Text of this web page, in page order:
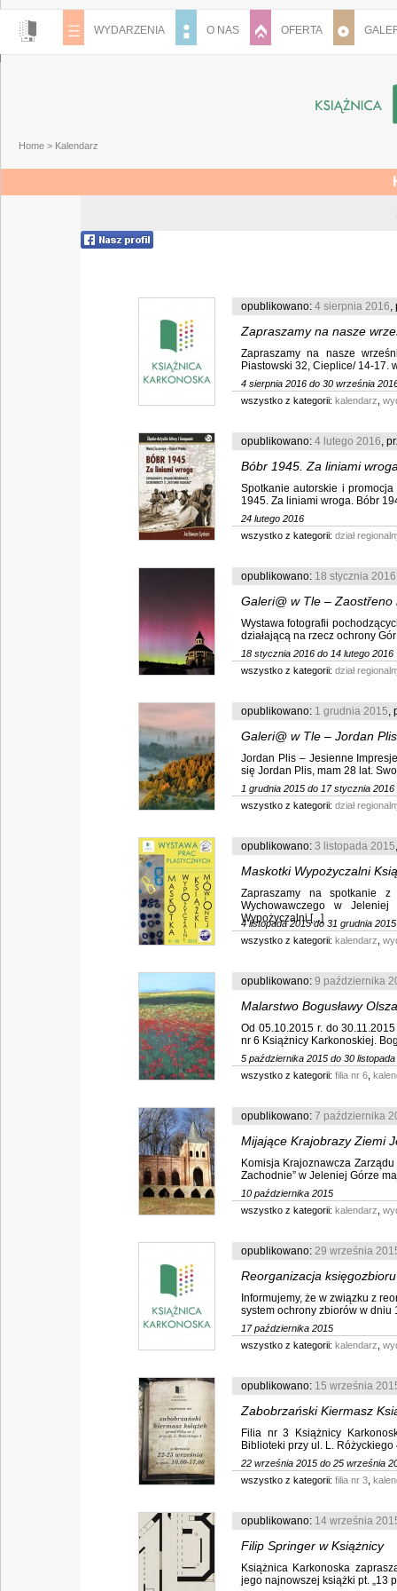
WYDARZENIA O NAS OFERTA
Home > Kalendarz
opublikowano: 4 sierpnia 2016,
Zapraszamy na nasze
Zapraszamy na nasze
Piastowski 32, Cieplice/ 14-17.
4 sierpnia 2016 do 30 września
wszystko z kategorii: kalendarz
opublikowano: 4 lutego 2016,
Bóbr 1945. Za liniami
Spotkanie autorskie i
1945. Za liniami wroga. Bóbr
24 lutego 2016
wszystko z kategorii: dział
opublikowano: 18 stycznia 2016
Galeri@ w Tle – Zaostřeno
Wystawa fotografii
działającą na rzecz ochrony
18 stycznia 2016 do 14 lutego 2016
wszystko z kategorii: dział
opublikowano: 1 grudnia 2015,
Galeri@ w Tle – Jordan Plis
Jordan Plis – Jesienne
się Jordan Plis, mam 28 lat.
1 grudnia 2015 do 17 stycznia 2016
wszystko z kategorii: dział
opublikowano: 3 listopada 2015
Maskotki Wypożyczalni
Zapraszamy na spotkanie z
Wychowawczego w
Wypożyczalni [...]
4 listopada 2015 do 31 grudnia 2015
wszystko z kategorii: kalendarz
opublikowano: 9 października
Malarstwo Bogusławy
Od 05.10.2015 r. do
nr 6 Książnicy Karkonoskiej.
5 października 2015 do 30 listopada
wszystko z kategorii: filia nr 6
opublikowano: 7 października
Mijające Krajobrazy Ziemi
Komisja Krajoznawcza Zarządu
Zachodnie” w Jeleniej Górze
10 października 2015
wszystko z kategorii: kalendarz
opublikowano: 29 września
Reorganizacja
Informujemy, że w związku z
system ochrony zbiorów w dniu
17 października 2015
wszystko z kategorii: kalendarz
opublikowano: 15 września
Zabobrzański Kiermasz
Filia nr 3 Książnicy
Biblioteki przy ul. L.
22 września 2015 do 25 września
wszystko z kategorii: filia nr 3
opublikowano: 14 września
Filip Springer w Książnicy
Książnica Karkonoska
jego najnowszej książki pt. „13